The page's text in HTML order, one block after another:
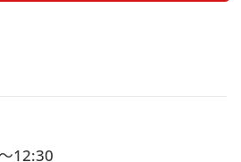
12:30